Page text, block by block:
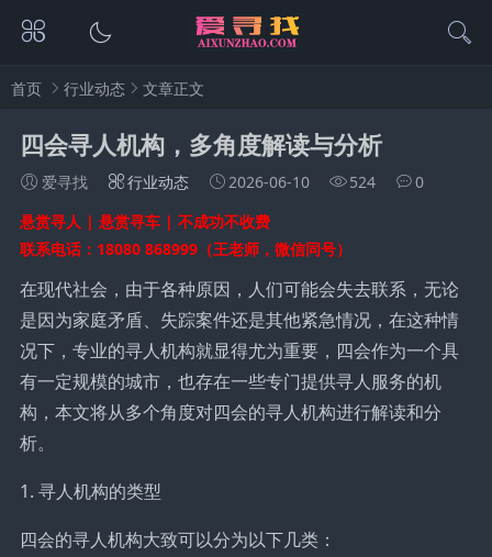
首页 行业动态 文章正文
四会寻人机构，多角度解读与分析
爱寻找 行业动态 2026-06-10 524
0
悬赏寻人 | 悬赏寻车 | 不成功不收费
联系电话：18080 868999（王老师，微信同号）
在现代社会，由于各种原因，人们可能会失去联系，无论
是因为家庭矛盾、失踪案件还是其他紧急情况，在这种情
况下，专业的寻人机构就显得尤为重要，四会作为一个具
有一定规模的城市，也存在一些专门提供寻人服务的机
构，本文将从多个角度对四会的寻人机构进行解读和分
析。
1. 寻人机构的类型
四会的寻人机构大致可以分为以下几类：